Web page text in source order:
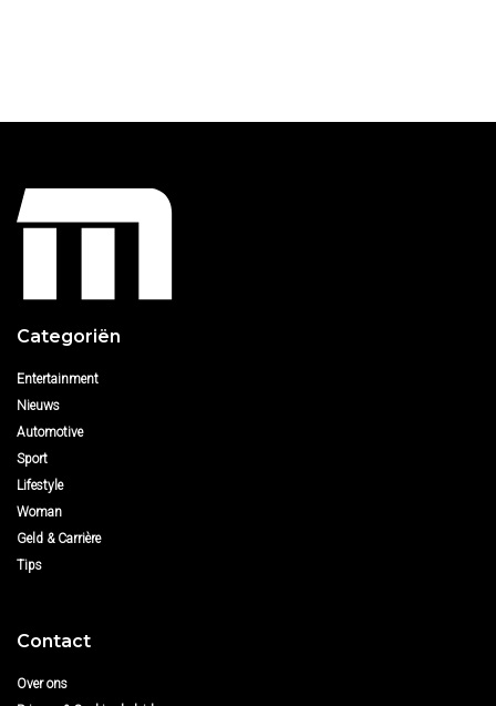
Categoriën
Entertainment
Nieuws
Automotive
Sport
Lifestyle
Woman
Geld & Carrière
Tips
Contact
Over ons